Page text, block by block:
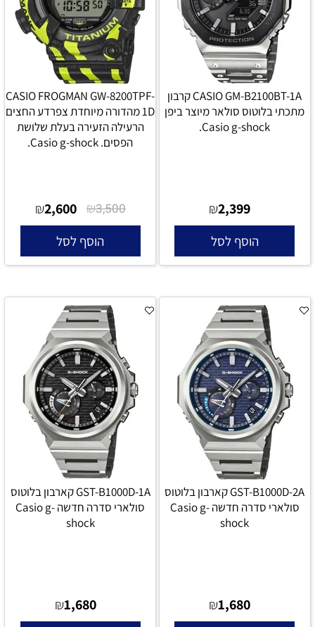
CASIO GM-B2100BT-1A קרבון
מתכתי בלוטוס סולאר מיוצר ביפן
Casio g-shock.
₪2,399
הוסף לסל
CASIO FROGMAN GW-8200TPF-
1D מהדורה מיוחדת צפרדע החצים
הרעילה הזעירה בעלת שלושת
הפסים. Casio g-shock.
₪3,500
₪2,600
הוסף לסל
GST-B1000D-2A קארבון בלוטוס
סולארי סדרה חדשה Casio g-
shock
₪1,680
GST-B1000D-1A קארבון בלוטוס
סולארי סדרה חדשה Casio g-
shock
₪1,680